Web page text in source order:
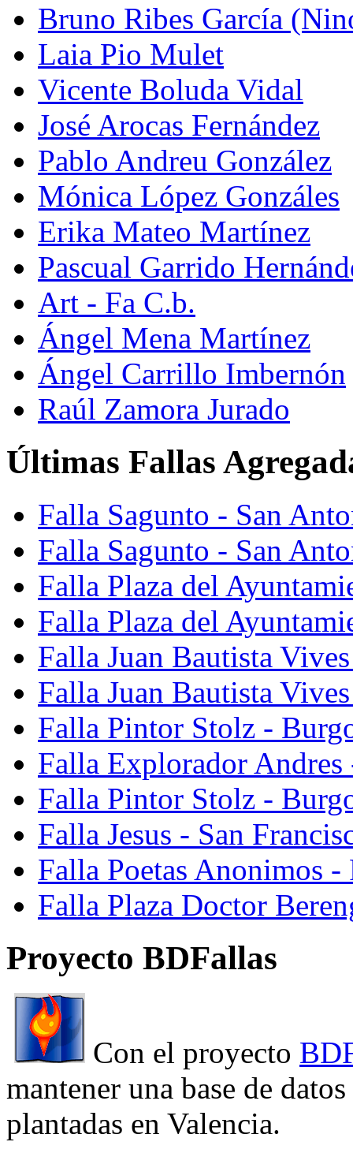
Bruno Ribes García
Laia Pio Mulet
Vicente Boluda Vidal
José Arocas Fernández
Pablo Andreu González
Mónica López Gonzáles
Erika Mateo Martínez
Pascual Garrido
Art - Fa C.b.
Ángel Mena Martínez
Ángel Carrillo Imbernón
Raúl Zamora Jurado
Últimas Fallas
Falla Sagunto - San
Falla Sagunto - San
Falla Plaza del
Falla Plaza del
Falla Juan Bautista
Falla Juan Bautista
Falla Pintor Stolz -
Falla Explorador Andres
Falla Pintor Stolz -
Falla Jesus - San
Falla Poetas Anonimos
Falla Plaza Doctor
Proyecto BDFallas
Con el proyecto
mantener una base de
plantadas en Valencia.